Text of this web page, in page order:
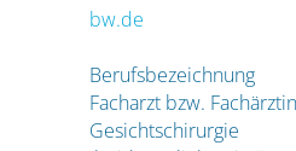
bw.de
Berufsbezeichnung
Facharzt bzw.
Gesichtschirurgie